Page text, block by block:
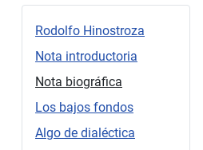
Rodolfo Hinostroza
Nota introductoria
Nota biográfica
Los bajos fondos
Algo de dialéctica